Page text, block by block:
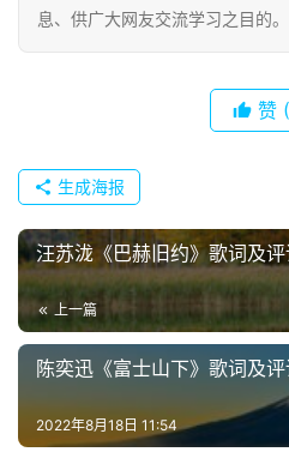
首
页
好
词
息、供广大网友交流学习之目的。
赞
生成海报
汪苏泷《巴赫旧约》歌词及
上一篇
陈奕迅《富士山下》歌词及
2022年8月18日 11:54